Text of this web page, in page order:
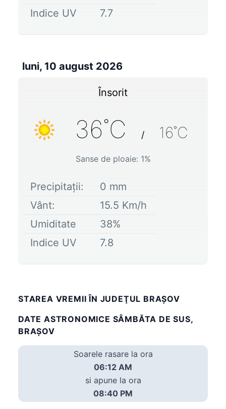
Indice UV
7.7
luni, 10 august 2026
Însorit
36˚C / 16˚C
Sanse de ploaie: 1%
Precipitații: 0 mm
Vânt:
15.5 Km/h
Umiditate
38%
Indice UV
7.8
STAREA VREMII ÎN JUDEŢUL BRAȘOV
DATE ASTRONOMICE SÂMBĂTA DE SUS,
BRAȘOV
Soarele rasare la ora
06:12 AM
si apune la ora
08:40 PM